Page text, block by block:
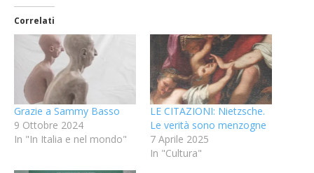
Correlati
Grazie a Sammy Basso
9 Ottobre 2024
In "In Italia e nel mondo"
LE CITAZIONI: Nietzsche.
Le verità sono menzogne
7 Aprile 2025
In "Cultura"